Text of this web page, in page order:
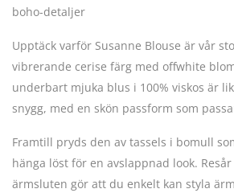
boho-detaljer
Upptäck varför Susanne Blouse är vår
vibrerande cerise färg med offwhite
underbart mjuka blus i 100% viskos är
snygg, med en skön passform som
Framtill pryds den av tassels i bomull
hänga löst för en avslappnad look.
ärmsluten gör att du enkelt kan styla